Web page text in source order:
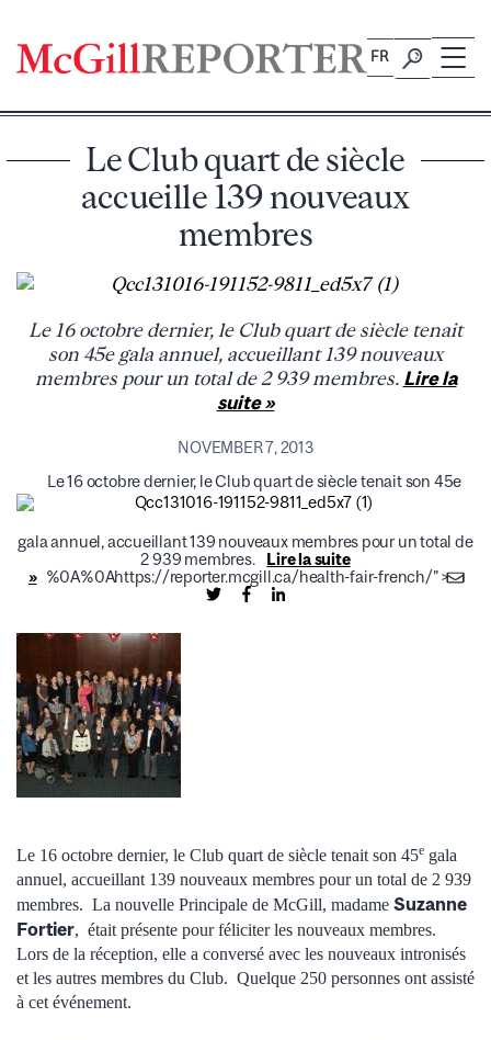
content
FR
Le Club quart de siècle
accueille 139 nouveaux
membres
Le 16 octobre dernier, le Club quart de siècle tenait
son 45e gala annuel, accueillant 139 nouveaux
membres pour un total de 2 939 membres. Lire la
suite »
NOVEMBER 7, 2013
Le 16 octobre dernier, le Club quart de siècle tenait son 45e
gala annuel, accueillant 139 nouveaux membres pour un total de
2 939 membres.
Lire la suite
» %0A%0Ahttps://reporter.mcgill.ca/health-fair-french/">
Le 16 octobre dernier, le Club quart de siècle tenait son 45e gala
annuel, accueillant 139 nouveaux membres pour un total de 2 939
membres. La nouvelle Principale de McGill, madame Suzanne
Fortier, était présente pour féliciter les nouveaux membres.
Lors de la réception, elle a conversé avec les nouveaux intronisés
et les autres membres du Club. Quelque 250 personnes ont assisté
à cet événement.